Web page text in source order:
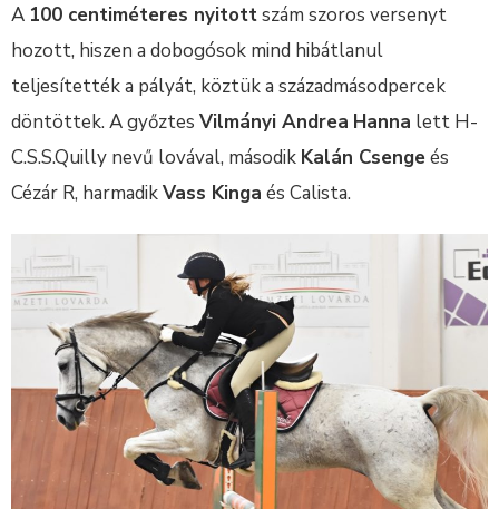
A 100 centiméteres nyitottszám szoros versenyt
hozott, hiszen a dobogósok mind hibátlanul
teljesítették a pályát, köztük a századmásodpercek
döntöttek. A győztes Vilmányi Andrea Hanna lett H-
C.S.S.Quilly nevű lovával, második Kalán Csengeés
Cézár R, harmadikVass Kinga és Calista.